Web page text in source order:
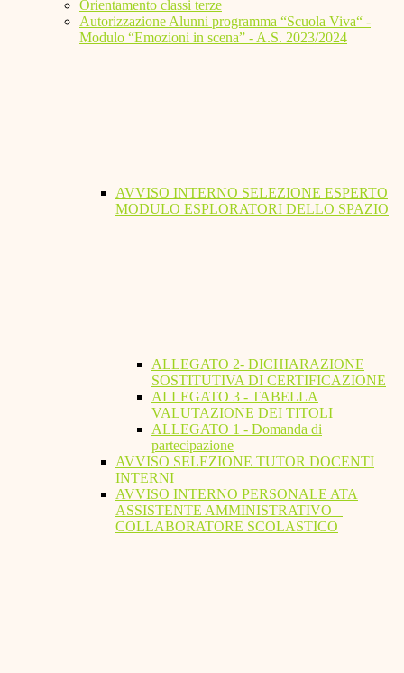
Orientamento classi terze
Autorizzazione Alunni programma “Scuola Viva“ -
Modulo “Emozioni in scena” - A.S. 2023/2024
AVVISO INTERNO SELEZIONE ESPERTO
MODULO ESPLORATORI DELLO SPAZIO
ALLEGATO 2- DICHIARAZIONE
SOSTITUTIVA DI CERTIFICAZIONE
ALLEGATO 3 - TABELLA
VALUTAZIONE DEI TITOLI
ALLEGATO 1 - Domanda di
partecipazione
AVVISO SELEZIONE TUTOR DOCENTI
INTERNI
AVVISO INTERNO PERSONALE ATA
ASSISTENTE AMMINISTRATIVO –
COLLABORATORE SCOLASTICO